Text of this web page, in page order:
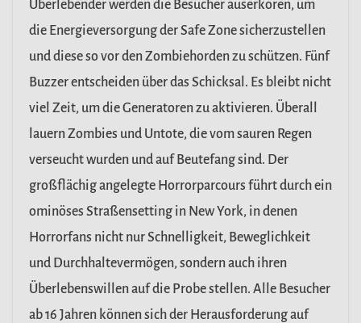
Überlebender werden die Besucher auserkoren, um
die Energieversorgung der Safe Zone sicherzustellen
und diese so vor den Zombiehorden zu schützen. Fünf
Buzzer entscheiden über das Schicksal. Es bleibt nicht
viel Zeit, um die Generatoren zu aktivieren. Überall
lauern Zombies und Untote, die vom sauren Regen
verseucht wurden und auf Beutefang sind. Der
großflächig angelegte Horrorparcours führt durch ein
ominöses Straßensetting in New York, in denen
Horrorfans nicht nur Schnelligkeit, Beweglichkeit
und Durchhaltevermögen, sondern auch ihren
Überlebenswillen auf die Probe stellen. Alle Besucher
ab 16 Jahren können sich der Herausforderung auf